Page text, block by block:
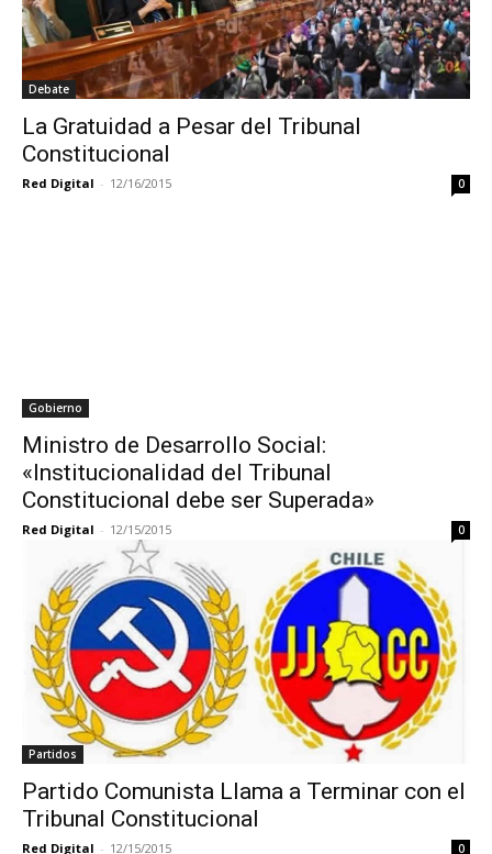
Debate
La Gratuidad a Pesar del Tribunal
Constitucional
Red Digital - 12/16/2015 0
Gobierno
Ministro de Desarrollo Social:
«Institucionalidad del Tribunal
Constitucional debe ser Superada»
Red Digital - 12/15/2015 0
Partidos
Partido Comunista Llama a Terminar con el
Tribunal Constitucional
Red Digital - 12/15/2015 0